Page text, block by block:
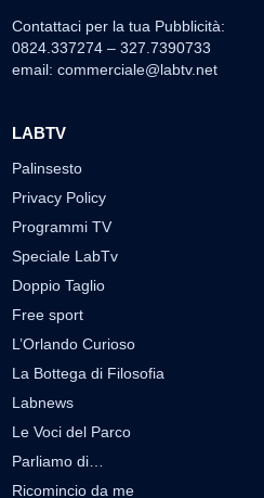
Contattaci per la tua Pubblicità:
0824.337274 – 327.7390733
email: commerciale@labtv.net
LABTV
Palinsesto
Privacy Policy
Programmi TV
Speciale LabTv
Doppio Taglio
Free sport
L’Orlando Curioso
La Bottega di Filosofia
Labnews
Le Voci del Parco
Parliamo di…
Ricomincio da me